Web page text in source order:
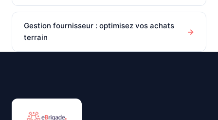
Gestion fournisseur : optimisez vos achats
terrain
→